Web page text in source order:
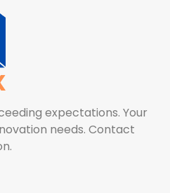
expectations. Your
needs. Contact